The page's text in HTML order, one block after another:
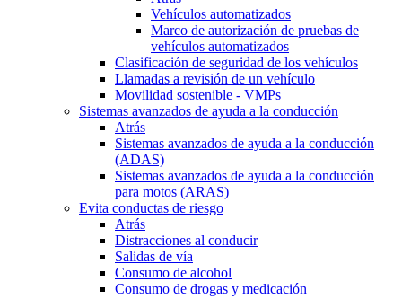
Vehículos automatizados
Marco de autorización de pruebas de
vehículos automatizados
Clasificación de seguridad de los vehículos
Llamadas a revisión de un vehículo
Movilidad sostenible - VMPs
Sistemas avanzados de ayuda a la conducción
Atrás
Sistemas avanzados de ayuda a la conducción
(ADAS)
Sistemas avanzados de ayuda a la conducción
para motos (ARAS)
Evita conductas de riesgo
Atrás
Distracciones al conducir
Salidas de vía
Consumo de alcohol
Consumo de drogas y medicación